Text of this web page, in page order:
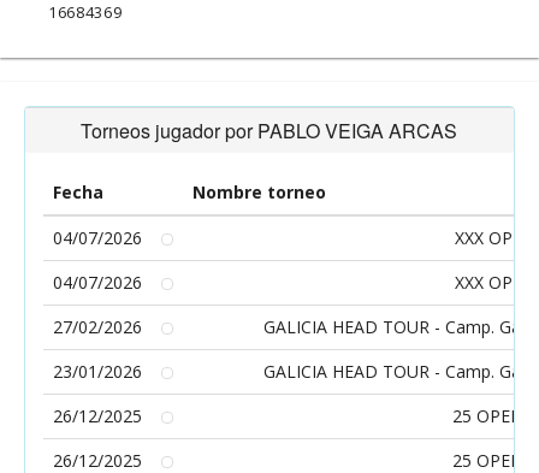
16684369
Torneos jugador por PABLO VEIGA ARCAS
Fecha
Nombre torneo
04/07/2026
XXX
04/07/2026
XXX
27/02/2026
GALICIA HEAD TOUR - Camp.
23/01/2026
GALICIA HEAD TOUR - Camp.
26/12/2025
25 OPEN
26/12/2025
25 OPEN